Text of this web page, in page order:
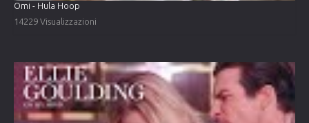
Omi - Hula Hoop
14229 Visualizzazioni